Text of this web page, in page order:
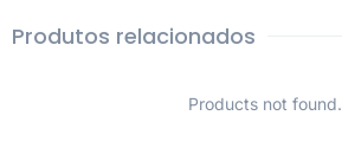
Produtos relacionados
Products not found.